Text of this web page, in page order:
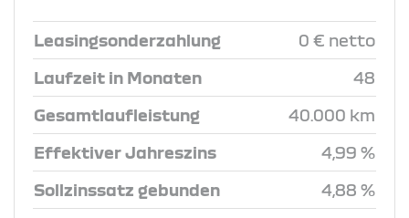
Leasingsonderzahlung 0 € netto
Laufzeit in Monaten 48
Gesamtlaufleistung 40.000 km
Effektiver Jahreszins 4,99 %
Sollzinssatz gebunden 4,88 %